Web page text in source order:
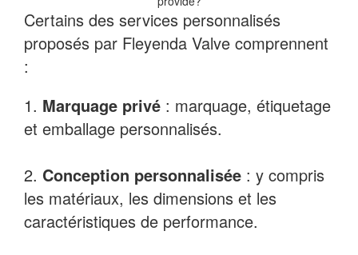
Certains des services personnalisés
proposés par Fleyenda Valve comprennent
:
1. Marquage privé : marquage, étiquetage
et emballage personnalisés.
2. Conception personnalisée : y compris
les matériaux, les dimensions et les
caractéristiques de performance.